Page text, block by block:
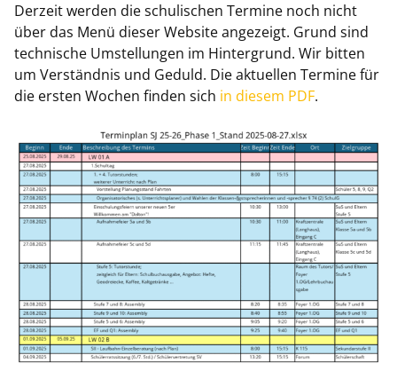
Derzeit werden die schulischen Termine noch nicht
über das Menü dieser Website angezeigt. Grund sind
technische Umstellungen im Hintergrund. Wir bitten
um Verständnis und Geduld. Die aktuellen Termine für
die ersten Wochen finden sich in diesem PDF.